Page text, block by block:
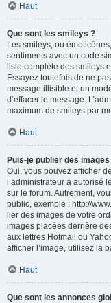
Haut
Que sont les smileys ?
Les smileys, ou
sentiments avec un code
liste complète des smileys
Essayez toutefois de ne
message illisible et un
d’effacer le message.
maximum de smileys par
Haut
Puis-je publier des images
Oui, vous pouvez afficher
l’administrateur a autorisé
sur le forum. Autrement,
public, exemple : http://
lier des images de votre
images placées derrière
aux lettres Hotmail ou
afficher l’image, utilisez la
Haut
Que sont les annonces